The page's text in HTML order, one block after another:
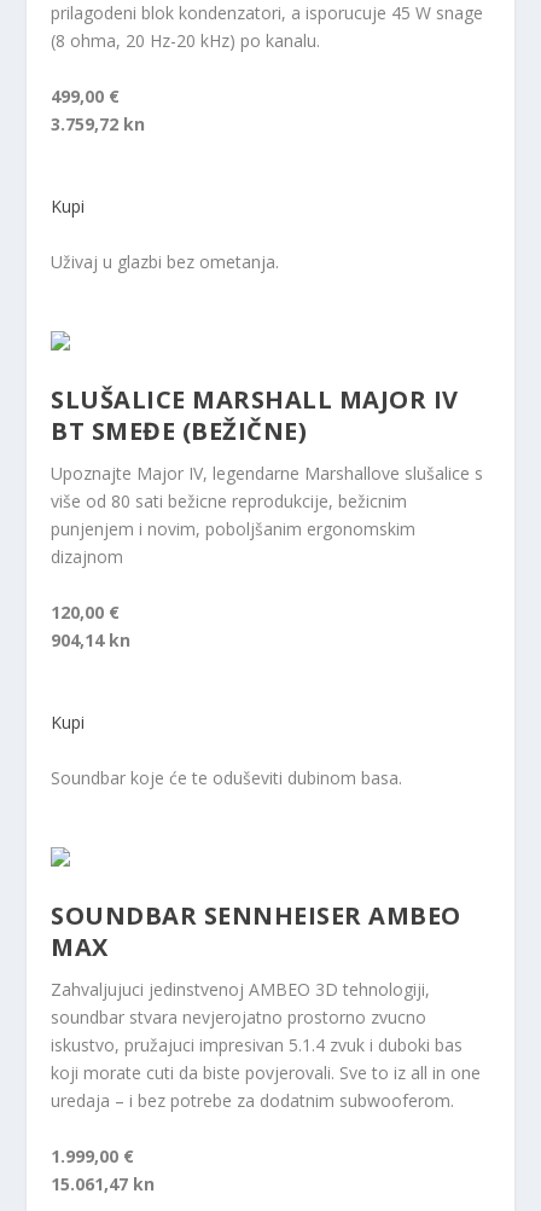
prilagodeni blok kondenzatori, a isporucuje 45 W snage
(8 ohma, 20 Hz-20 kHz) po kanalu.
499,00 €
3.759,72 kn
Kupi
Uživaj u glazbi bez ometanja.
SLUŠALICE MARSHALL MAJOR IV
BT SMEĐE (BEŽIČNE)
Upoznajte Major IV, legendarne Marshallove slušalice s
više od 80 sati bežicne reprodukcije, bežicnim
punjenjem i novim, poboljšanim ergonomskim
dizajnom
120,00 €
904,14 kn
Kupi
Soundbar koje će te oduševiti dubinom basa.
SOUNDBAR SENNHEISER AMBEO
MAX
Zahvaljujuci jedinstvenoj AMBEO 3D tehnologiji,
soundbar stvara nevjerojatno prostorno zvucno
iskustvo, pružajuci impresivan 5.1.4 zvuk i duboki bas
koji morate cuti da biste povjerovali. Sve to iz all in one
uredaja – i bez potrebe za dodatnim subwooferom.
1.999,00 €
15.061,47 kn